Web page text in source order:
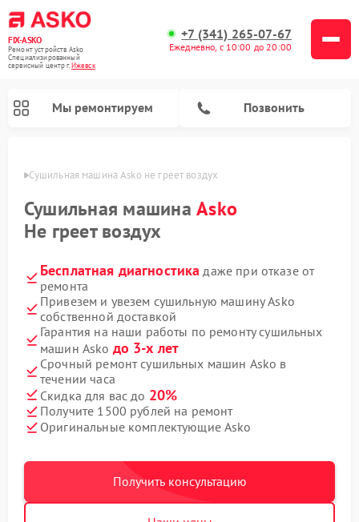
FIX-ASKO
Ремонт устройств Asko
Специализированный
cервисный центр г.Ижевск
+7 (341) 265-07-67
Ежедневно, с 10:00 до 20:00
Мы ремонтируем Позвонить
Сушильная машина Asko не греет воздух
Сушильная машинаAsko
Не греет воздух
Бесплатная диагностика даже при отказе от
ремонта
Привезем и увезем сушильную машину Asko
собственной доставкой
Гарантия на наши работы по ремонту сушильных
машин Asko до 3-х лет
Срочный ремонт сушильных машин Asko в
течении часа
Скидка для вас до 20%
Получите 1500 рублей на ремонт
Оригинальные комплектующие Asko
Получить консультацию